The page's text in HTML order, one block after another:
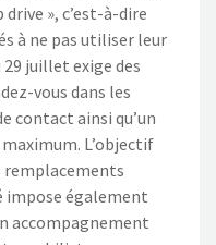
», c’est-à-dire
à ne pas utiliser leur
juillet exige des
vous dans les
contact ainsi qu’un
L’objectif
remplacements
impose également
accompagnement